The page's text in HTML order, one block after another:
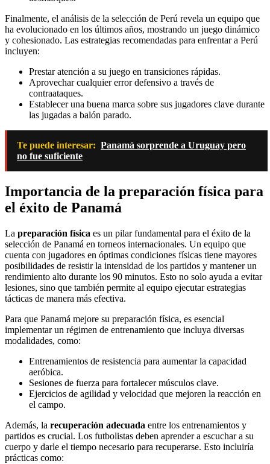
Finalmente, el análisis de la selección de Perú revela un equipo que
ha evolucionado en los últimos años, mostrando un juego dinámico
y cohesionado. Las estrategias recomendadas para enfrentar a Perú
incluyen:
Prestar atención a su juego en transiciones rápidas.
Aprovechar cualquier error defensivo a través de
contraataques.
Establecer una buena marca sobre sus jugadores clave durante
las jugadas a balón parado.
Te puede interesar: Panamá sorprende a Uruguay pero
no fue suficiente
Importancia de la preparación física para
el éxito de Panamá
La preparación física es un pilar fundamental para el éxito de la
selección de Panamá en torneos internacionales. Un equipo que
cuenta con jugadores en óptimas condiciones físicas tiene mayores
posibilidades de resistir la intensidad de los partidos y mantener un
rendimiento alto durante los 90 minutos. Esto no solo ayuda a evitar
lesiones, sino que también permite al equipo ejecutar estrategias
tácticas de manera más efectiva.
Para que Panamá mejore su preparación física, es esencial
implementar un régimen de entrenamiento que incluya diversas
modalidades, como:
Entrenamientos de resistencia para aumentar la capacidad
aeróbica.
Sesiones de fuerza para fortalecer músculos clave.
Ejercicios de agilidad y velocidad que mejoren la reacción en
el campo.
Además, la recuperación adecuada entre los entrenamientos y
partidos es crucial. Los futbolistas deben aprender a escuchar a su
cuerpo y darle el tiempo necesario para recuperarse. Esto incluiría
prácticas como: